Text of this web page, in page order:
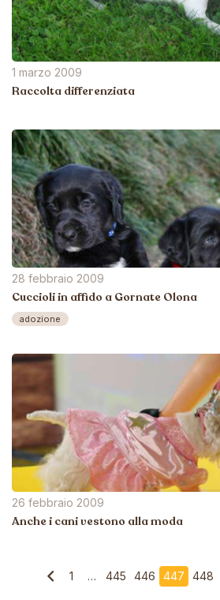
1 marzo 2009
Raccolta differenziata
28 febbraio 2009
Cuccioli in affido a Gornate Olona
adozione
26 febbraio 2009
Anche i cani vestono alla moda
1 … 445 446 447 448